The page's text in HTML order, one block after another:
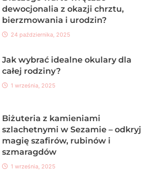
dewocjonalia z okazji chrztu,
bierzmowania i urodzin?
24 października, 2025
Jak wybrać idealne okulary dla
całej rodziny?
1 września, 2025
Biżuteria z kamieniami
szlachetnymi w Sezamie – odkryj
magię szafirów, rubinów i
szmaragdów
1 września, 2025